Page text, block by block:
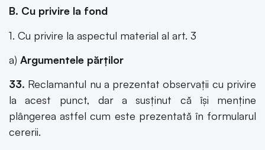
B. Cu privire la fond
1. Cu privire la aspectul material al art. 3
a) Argumentele părţilor
33. Reclamantul nu a prezentat observaţii cu privire
la acest punct, dar a susţinut că îşi menţine
plângerea astfel cum este prezentată în formularul
cererii.